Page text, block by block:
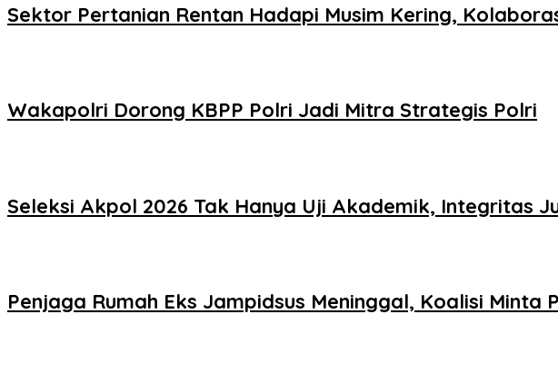
Sektor Pertanian Rentan Hadapi Musim Kering,
Wakapolri Dorong KBPP Polri Jadi Mitra Strategis Polri
Seleksi Akpol 2026 Tak Hanya Uji Akademik, Integritas
Penjaga Rumah Eks Jampidsus Meninggal, Koalisi Minta